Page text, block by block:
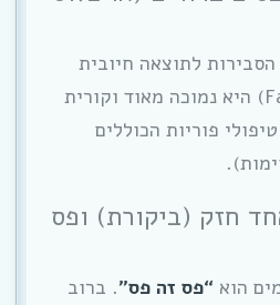
לתוצאה חיובית
שגויה (False Positive) היא נמוכה מאוד וקורית
פוריות הכוללים
חזק (ביקורת) ופס
הוא “פס זה פס”. ברוב